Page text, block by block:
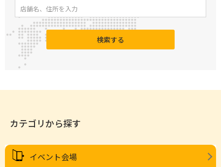
検索する
カテゴリから探す
イベント会場